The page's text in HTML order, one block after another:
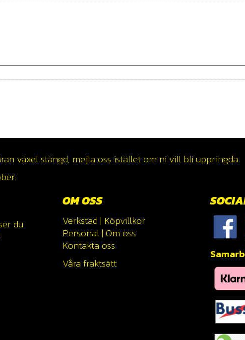
växel stängd, mejla oss istället om ni vill bli uppringda.
du
OM OSS
Verkstad | Köpvillkor
Personal| Om oss
Kontakta oss
Våra fraktsätt